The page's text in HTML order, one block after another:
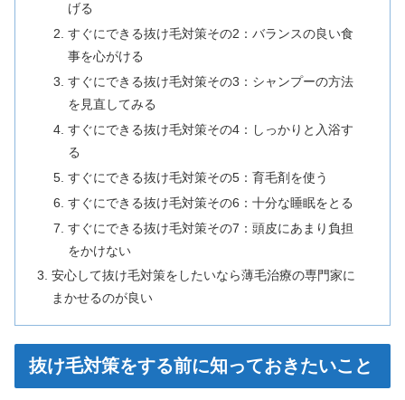
げる
すぐにできる抜け毛対策その2：バランスの良い食
事を心がける
すぐにできる抜け毛対策その3：シャンプーの方法
を見直してみる
すぐにできる抜け毛対策その4：しっかりと入浴す
る
すぐにできる抜け毛対策その5：育毛剤を使う
すぐにできる抜け毛対策その6：十分な睡眠をとる
すぐにできる抜け毛対策その7：頭皮にあまり負担
をかけない
安心して抜け毛対策をしたいなら薄毛治療の専門家に
まかせるのが良い
抜け毛対策をする前に知っておきたいこと